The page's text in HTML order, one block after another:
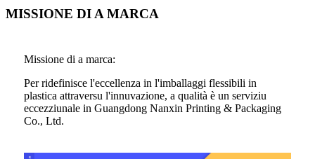
MISSIONE DI A MARCA
Missione di a marca:
Per ridefinisce l'eccellenza in l'imballaggi flessibili in
plastica attraversu l'innuvazione, a qualità è un serviziu
eccezziunale in Guangdong Nanxin Printing & Packaging
Co., Ltd.